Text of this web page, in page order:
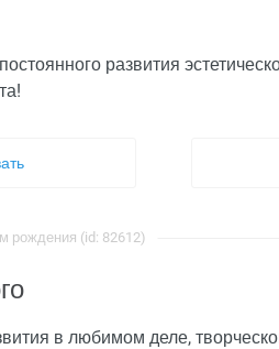
развития
рождения (id: 82612)
в любимом деле,